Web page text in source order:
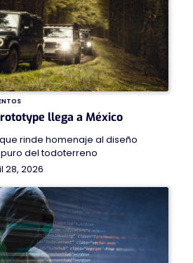
llega a México
rinde homenaje al diseño
puro del todoterreno
28, 2026